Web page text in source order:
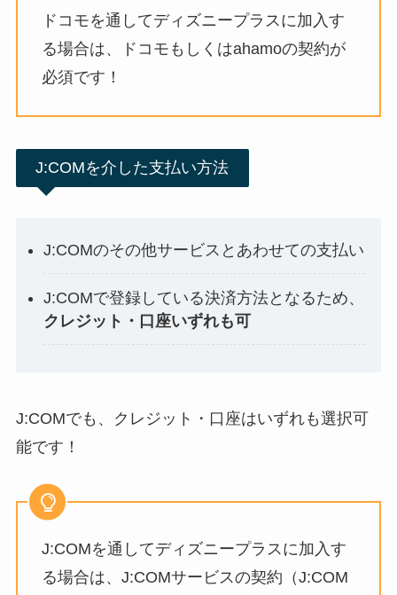
ドコモを通してディズニープラスに加入す
る場合は、ドコモもしくはahamoの契約が
必須です！
J:COMを介した支払い方法
J:COMのその他サービスとあわせての支払い
J:COMで登録している決済方法となるため、
クレジット・口座いずれも可
J:COMでも、クレジット・口座はいずれも選択可
能です！
J:COMを通してディズニープラスに加入す
る場合は、J:COMサービスの契約（J:COM